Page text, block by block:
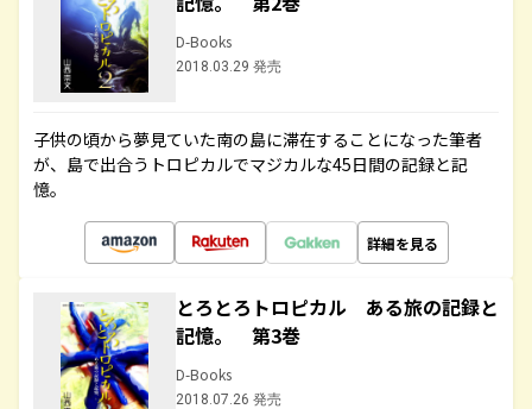
D-Books
2018.03.29 発売
子供の頃から夢見ていた南の島に滞在することになった筆者
が、島で出合うトロピカルでマジカルな45日間の記録と記
憶。
詳細を見る
とろとろトロピカル ある旅の記録と
記憶。 第3巻
D-Books
2018.07.26 発売